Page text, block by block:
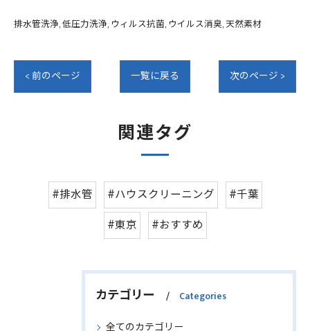
排水管洗浄 低圧力洗浄 ウィルス抗菌 ウイルス消臭 天然素材
< 前のページ 一覧に戻る 次のページ >
関連タグ
#排水管 #ハウスクリーニング
#千葉
#東京
#おすすめ
カテゴリー Categories
全てのカテゴリー